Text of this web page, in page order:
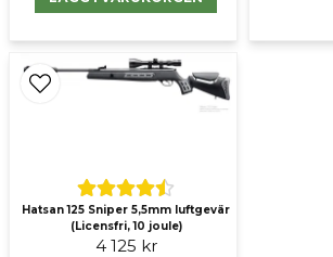
Hatsan 125 Sniper 5,5mm luftgevär
(Licensfri, 10 joule)
4 125 kr